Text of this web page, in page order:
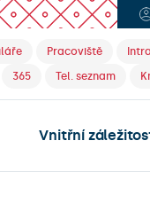
Pracoviště
365 Tel. seznam
Vnitřní